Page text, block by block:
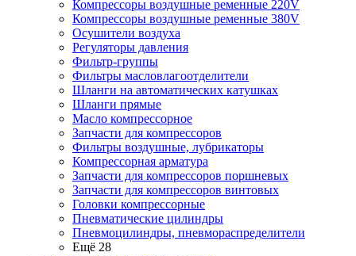
Компрессоры воздушные ременные 220V
Компрессоры воздушные ременные 380V
Осушители воздуха
Регуляторы давления
Фильтр-группы
Фильтры масловлагоотделители
Шланги на автоматических катушках
Шланги прямые
Масло компрессорное
Запчасти для компрессоров
Фильтры воздушные, лубрикаторы
Компрессорная арматура
Запчасти для компрессоров поршневых
Запчасти для компрессоров винтовых
Головки компрессорные
Пневматические цилиндры
Пневмоцилиндры, пневмораспределители
Ещё 28